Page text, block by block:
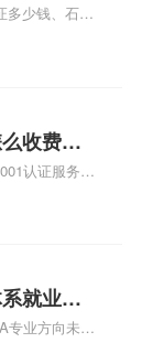
多少钱、石家
9000认证
收费，
怎么收
认证服务中
认证，哪个
，详情可
就业方
业方向
专业方向未来
就业方向有